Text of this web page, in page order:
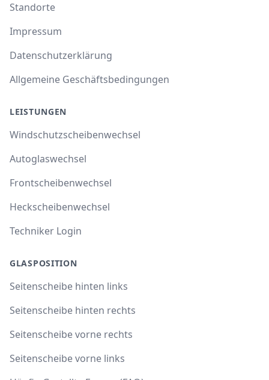
Standorte
Impressum
Datenschutzerklärung
Allgemeine Geschäftsbedingungen
LEISTUNGEN
Windschutzscheibenwechsel
Autoglaswechsel
Frontscheibenwechsel
Heckscheibenwechsel
Techniker Login
GLASPOSITION
Seitenscheibe hinten links
Seitenscheibe hinten rechts
Seitenscheibe vorne rechts
Seitenscheibe vorne links